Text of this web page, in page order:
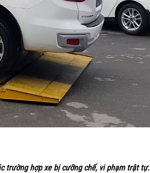
trường hợp xe bị cưỡng chế, vi phạm trật tự.